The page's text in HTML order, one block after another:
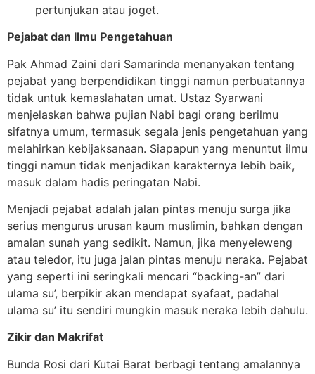
pertunjukan atau joget.
Pejabat dan Ilmu Pengetahuan
Pak Ahmad Zaini dari Samarinda menanyakan tentang
pejabat yang berpendidikan tinggi namun perbuatannya
tidak untuk kemaslahatan umat. Ustaz Syarwani
menjelaskan bahwa pujian Nabi bagi orang berilmu
sifatnya umum, termasuk segala jenis pengetahuan yang
melahirkan kebijaksanaan. Siapapun yang menuntut ilmu
tinggi namun tidak menjadikan karakternya lebih baik,
masuk dalam hadis peringatan Nabi.
Menjadi pejabat adalah jalan pintas menuju surga jika
serius mengurus urusan kaum muslimin, bahkan dengan
amalan sunah yang sedikit. Namun, jika menyeleweng
atau teledor, itu juga jalan pintas menuju neraka. Pejabat
yang seperti ini seringkali mencari “backing-an” dari
ulama su’, berpikir akan mendapat syafaat, padahal
ulama su’ itu sendiri mungkin masuk neraka lebih dahulu.
Zikir dan Makrifat
Bunda Rosi dari Kutai Barat berbagi tentang amalannya